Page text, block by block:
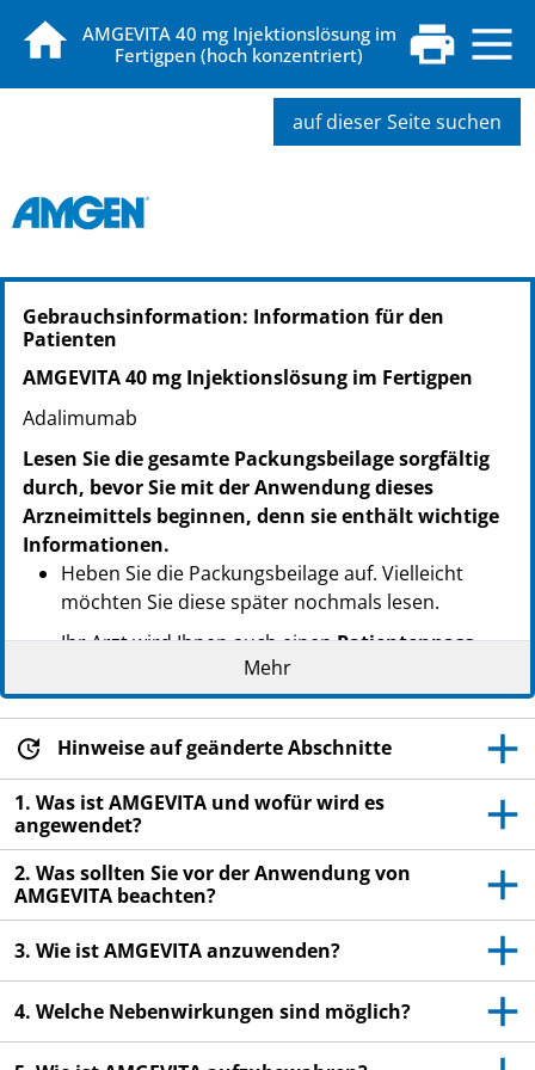
AMGEVITA 40 mg Injektionslösung im
Fertigpen (hoch konzentriert)
auf dieser Seite suchen
PZN: 18881892
PPN: 111888189270
NTIN: 04150188818921
PZN: 18881900
PPN: 111888190064
NTIN: 04150188819003
PZN: 14270200
PPN: 111427020027
NTIN: 04150142702006
PZN: 14270223
PPN: 111427022380
NTIN: 04150142702235
Gebrauchsinformation: Information für den
Patienten
AMGEVITA 40 mg Injektionslösung im Fertigpen
Adalimumab
Lesen Sie die gesamte Packungsbeilage sorgfältig
durch, bevor Sie mit der Anwendung dieses
Arzneimittels beginnen, denn sie enthält wichtige
Informationen.
Heben Sie die Packungsbeilage auf. Vielleicht
möchten Sie diese später nochmals lesen.
Ihr Arzt wird Ihnen auch einenPatientenpass
aushändigen, der wichtige Informationen zur
Sicherheit enthält, die Sie vor und während der
Führen Sie diesenPatientenpassmit sich.
Wenn Sie weitere Fragen haben, wenden Sie sich
an Ihren Arzt oder Apotheker.
Dieses Arzneimittel wurde Ihnen persönlich
verschrieben. Geben Sie es nicht an Dritte weiter.
Es kann anderen Menschen schaden, auch wenn
diese die gleichen Beschwerden haben wie Sie.
Wenn Sie Nebenwirkungen bemerken, wenden Sie
sich an Ihren Arzt oder Apotheker. Dies gilt auch
für Nebenwirkungen, die nicht in dieser
Mehr
Hinweise auf geänderte Abschnitte
1. Was ist AMGEVITA und wofür wird es
angewendet?
2. Was sollten Sie vor der Anwendung von
AMGEVITA beachten?
3. Wie ist AMGEVITA anzuwenden?
4. Welche Nebenwirkungen sind möglich?